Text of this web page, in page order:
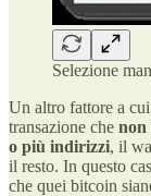
Selezione
Un altro fattore a
transazione che non
o più indirizzi, il
il resto. In questo
che quei bitcoin